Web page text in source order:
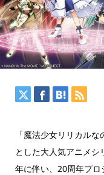
「魔法少女リリカル
とした大人気アニメ
年に伴い、20周年プ